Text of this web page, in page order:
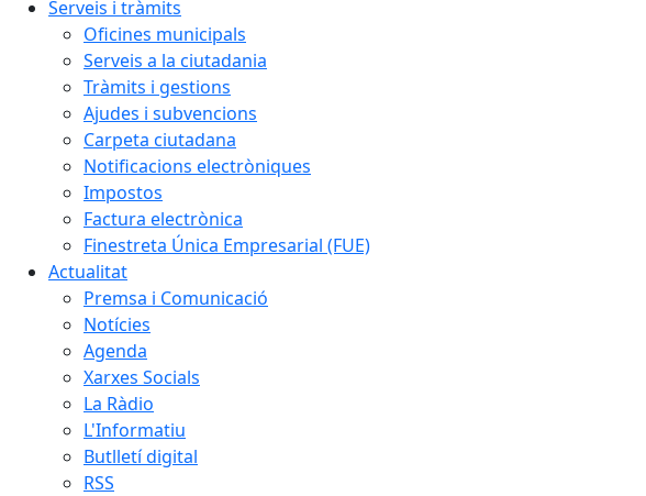
Serveis i tràmits
Oficines municipals
Serveis a la ciutadania
Tràmits i gestions
Ajudes i subvencions
Carpeta ciutadana
Notificacions electròniques
Impostos
Factura electrònica
Finestreta Única Empresarial (FUE)
Actualitat
Premsa i Comunicació
Notícies
Agenda
Xarxes Socials
La Ràdio
L'Informatiu
Butlletí digital
RSS